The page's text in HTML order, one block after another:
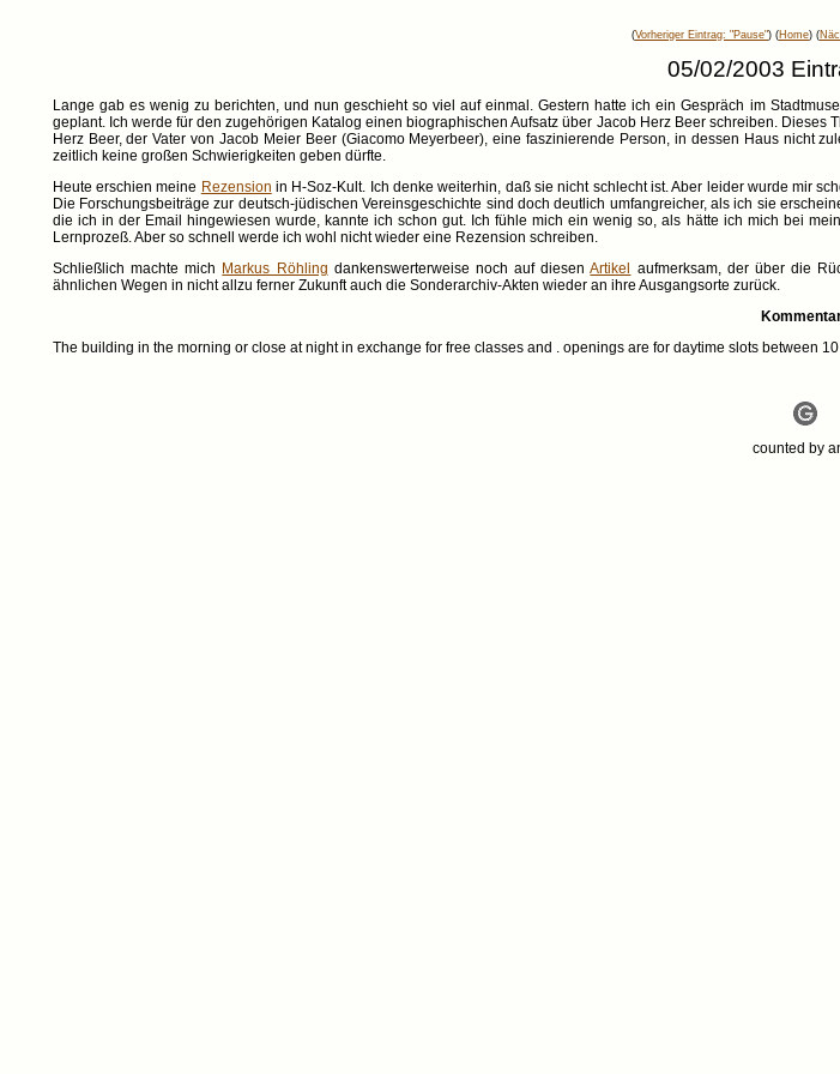
(Vorheriger Eintrag: "Pause") (Home) (
05/02/2003
Lange gab es wenig zu berichten, und nun geschieht so viel auf einmal. Gestern hatte ich ein Gespräch im
geplant. Ich werde für den zugehörigen Katalog einen biographischen Aufsatz über Jacob Herz Beer schreiben.
Herz Beer, der Vater von Jacob Meier Beer (Giacomo Meyerbeer), eine faszinierende Person, in dessen Haus nicht
zeitlich keine großen Schwierigkeiten geben dürfte.
Heute erschien meine Rezension in H-Soz-Kult. Ich denke weiterhin, daß sie nicht schlecht ist. Aber leider wurde mir
Die Forschungsbeiträge zur deutsch-jüdischen Vereinsgeschichte sind doch deutlich umfangreicher, als ich sie
die ich in der Email hingewiesen wurde, kannte ich schon gut. Ich fühle mich ein wenig so, als hätte ich mich bei
Lernprozeß. Aber so schnell werde ich wohl nicht wieder eine Rezension schreiben.
Schließlich machte mich Markus Röhling dankenswerterweise noch auf diesenArtikel
aufmerksam, der über die
ähnlichen Wegen in nicht allzu ferner Zukunft auch die Sonderarchiv-Akten wieder an ihre Ausgangsorte zurück.
The building in the morning or close at night in exchange for free classes and . openings are for daytime slots between
counted by